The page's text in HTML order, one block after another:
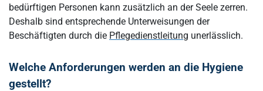
bedürftigen Personen kann zusätzlich an der Seele zerren.
Deshalb sind entsprechende Unterweisungen der
Beschäftigten durch die Pflegedienstleitung unerlässlich.
Welche Anforderungen werden an die Hygiene
gestellt?